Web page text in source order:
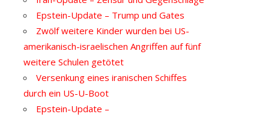
Epstein-Update – Trump und Gates
Zwölf weitere Kinder wurden bei US-
amerikanisch-israelischen Angriffen auf fünf
weitere Schulen getötet
Versenkung eines iranischen Schiffes
durch ein US-U-Boot
Epstein-Update –